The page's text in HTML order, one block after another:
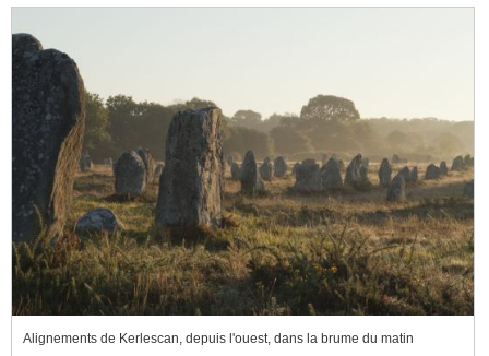
Alignements de Kerlescan, depuis l'ouest, dans la brume du matin